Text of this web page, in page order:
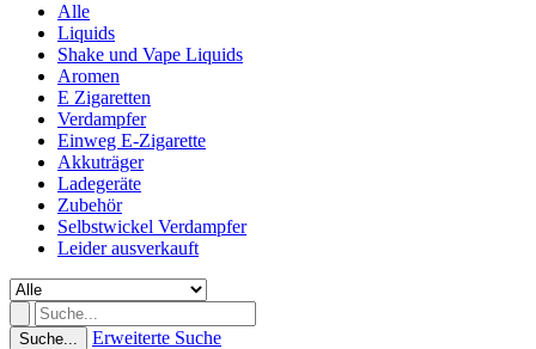
Alle
Liquids
Shake und Vape Liquids
Aromen
E Zigaretten
Verdampfer
Einweg E-Zigarette
Akkuträger
Ladegeräte
Zubehör
Selbstwickel Verdampfer
Leider ausverkauft
Suche... Erweiterte Suche